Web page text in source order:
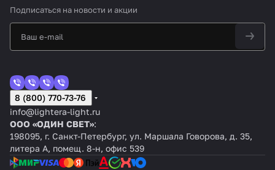
Подписаться на новости и акции
8 (800) 770-73-76
info@lightera-light.ru
ООО «ОДИН СВЕТ»:
198095, г. Санкт-Петербург, ул. Маршала Говорова, д. 35,
литера А, помещ. 8-н, офис 539